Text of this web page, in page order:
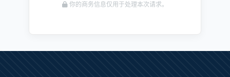
你的商务信息仅用于处理本次请求。